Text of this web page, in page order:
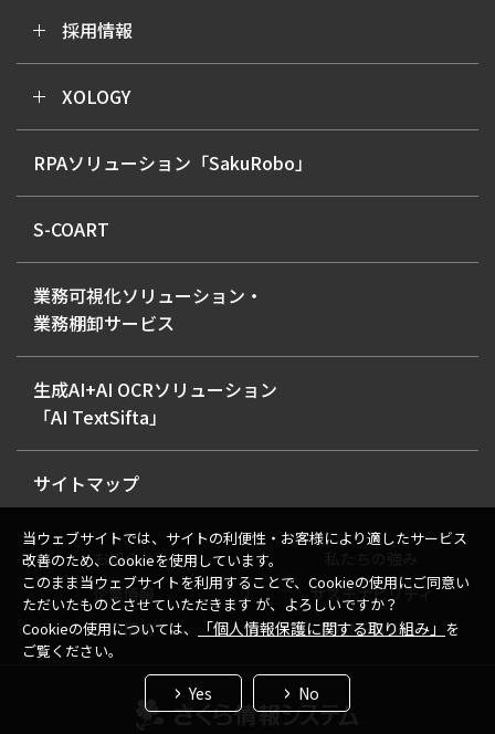
採用情報
XOLOGY
RPAソリューション「SakuRobo」
S-COART
業務可視化ソリューション・
業務棚卸サービス
生成AI+AI OCRソリューション
「AI TextSifta」
サイトマップ
お知らせ
企業情報
サステナビリティ
採用情報
ENGLISH
当ウェブサイトでは、サイトの利便性・お客様により適したサービス
改善のため、Cookieを使用しています。
このまま当ウェブサイトを利用することで、Cookieの使用にご同意い
ただいたものとさせていただきます が、よろしいですか？
Cookieの使用については、
「個人情報保護に関する取り組み」 を
ご覧ください。
Yes No